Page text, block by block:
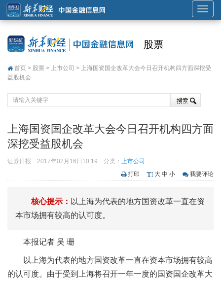
展
开
导
股票
首页 > 股票 > 上市公司 > 上海国资国企改革大会今日召开机构四方面深挖受
益股机会
上海国资国企改革大会今日召开机构四方面
深挖受益股机会
证券日报 2017年02月16日10:19 分类： 上市公司
打印
大 中 小 我要评论
核心提示： 以上海为代表的地方国资改革一直在资
本市场拥有较高的认可度。
本报记者 吴 珊
以上海为代表的地方国资改革一直在资本市场拥有较高
的认可度。由于受到上海将召开一年一度的国资国企改革大